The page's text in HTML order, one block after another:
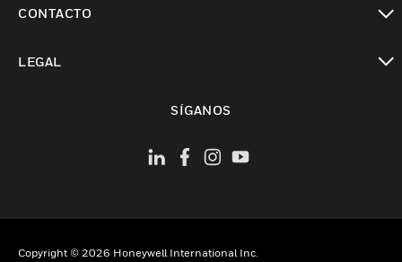
CONTACTO
LEGAL
SÍGANOS
Copyright © 2026 Honeywell International Inc.